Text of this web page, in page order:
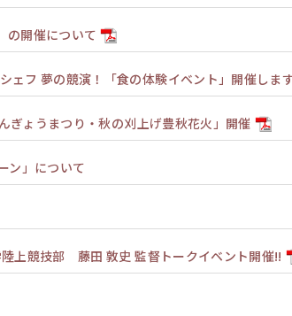
の開催について
ェフ 夢の競演！「食の体験イベント」開催しま
ぎょうまつり・秋の刈上げ豊秋花火」開催
ン」について
上競技部 藤田 敦史 監督トークイベント開催!!